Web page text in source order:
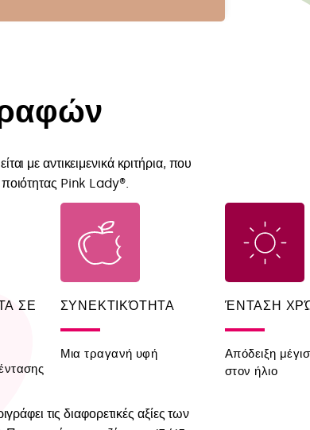
με αντικειμενικά κριτήρια, που
Pink Lady®.
ΣΕ
ΣΥΝΕΚΤΙΚΌΤΗΤΑ
Μια τραγανή υφή
ΈΝΤΑΣΗ
Απόδειξη
στον ήλιο